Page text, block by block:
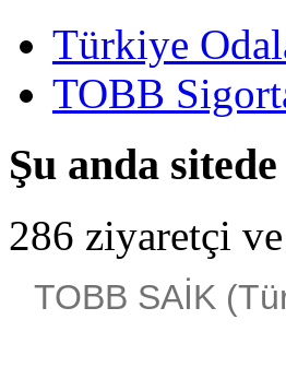
Türkiye
TOBB
Şu anda sitede
286 ziyaretçi
TOBB SAİK